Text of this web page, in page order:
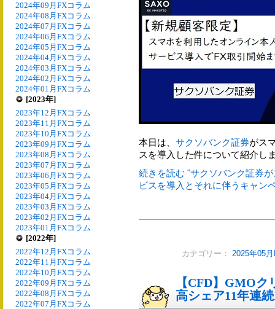
2024年09月FXコラム
2024年08月FXコラム
2024年07月FXコラム
2024年06月FXコラム
2024年05月FXコラム
2024年04月FXコラム
2024年03月FXコラム
2024年02月FXコラム
2024年01月FXコラム
[2023年]
2023年12月FXコラム
2023年11月FXコラム
2023年10月FXコラム
2023年09月FXコラム
2023年08月FXコラム
2023年07月FXコラム
2023年06月FXコラム
2023年05月FXコラム
2023年04月FXコラム
2023年03月FXコラム
2023年02月FXコラム
2023年01月FXコラム
[2022年]
2022年12月FXコラム
2022年11月FXコラム
2022年10月FXコラム
2022年09月FXコラム
2022年08月FXコラム
2022年07月FXコラム
本日は、 サクソバンク証券がス
スを導入した件について紹介し
続きを読む "サクソバンク証券
ビスを導入とそれに伴うキャン
カテゴリー： 2025年05
【CFD】GMO
高シェア11年連